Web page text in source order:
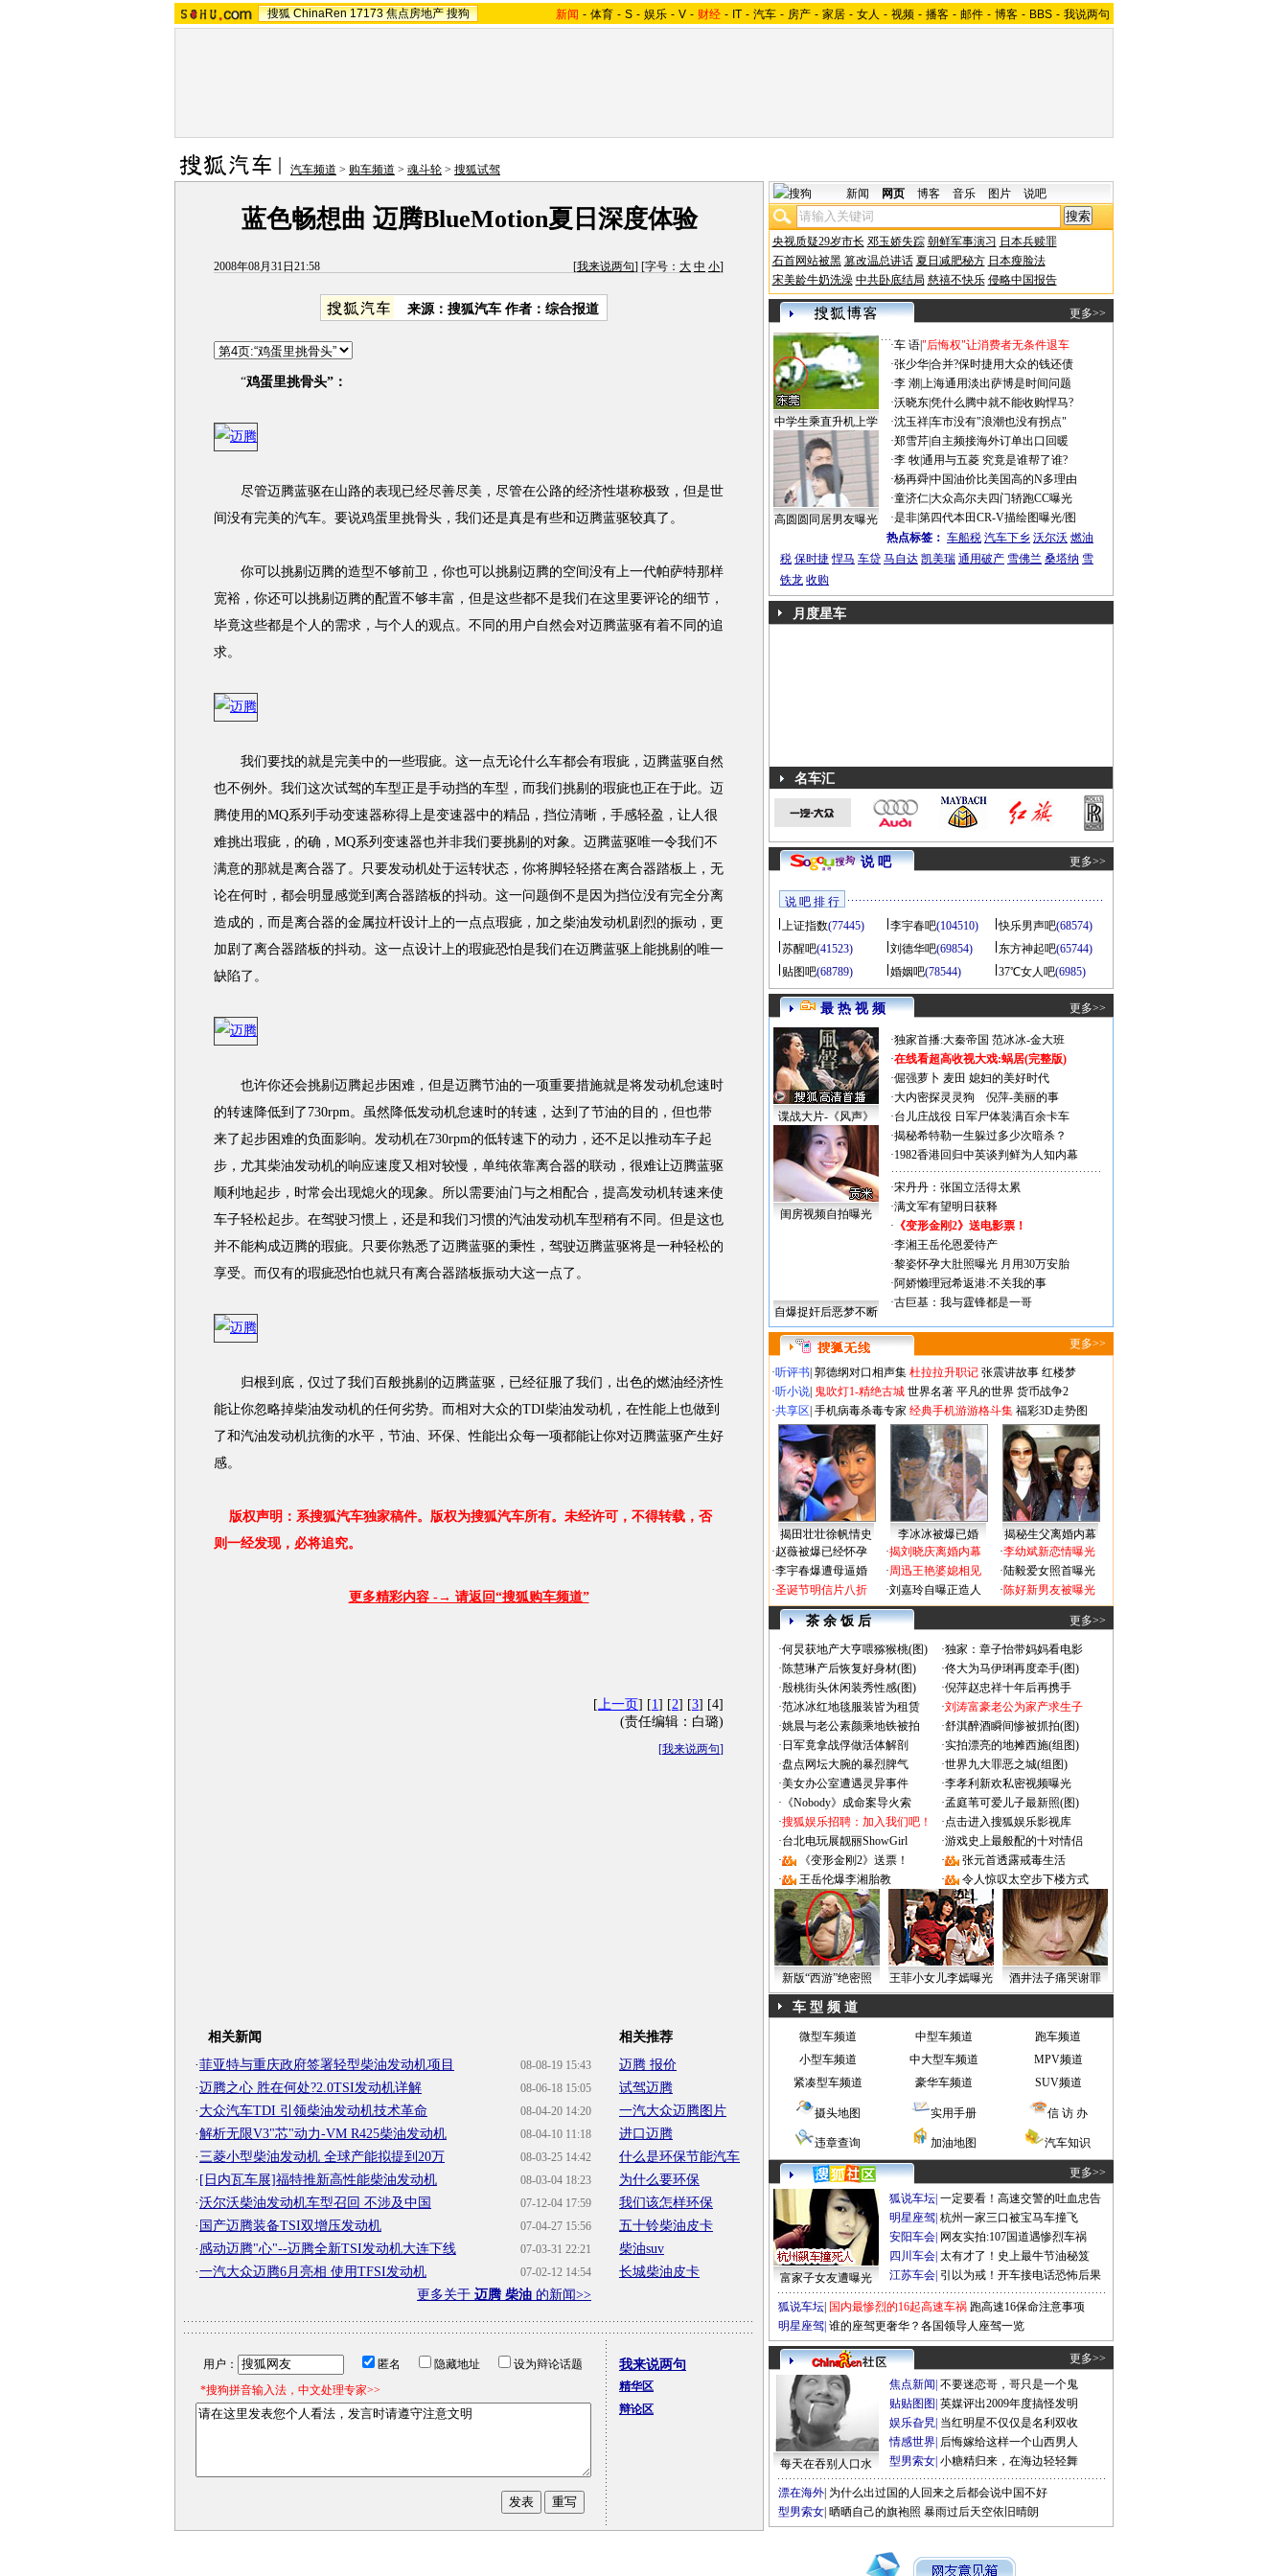
搜狐 ChinaRen 17173 焦点房地产 搜狗 新闻 - 体育 - S - 娱乐 - V - 财经 - IT - 汽车 - 房产 - 家居 - 女人 - 视频 - 播客 - 邮件 - 博客 - BBS - 我说两句
汽车频道 > 购车频道 > 魂斗轮 > 搜狐试驾
蓝色畅想曲 迈腾BlueMotion夏日深度体验
2008年08月31日21:58 [我来说两句] [字号： 大 中 小]
来源：搜狐汽车 作者：综合报道
“鸡蛋里挑骨头”：
尽管迈腾蓝驱在山路的表现已经尽善尽美，尽管在公路的经济性堪称极致，但是世
间没有完美的汽车。要说鸡蛋里挑骨头，我们还是真是有些和迈腾蓝驱较真了。
你可以挑剔迈腾的造型不够前卫，你也可以挑剔迈腾的空间没有上一代帕萨特那样
宽裕，你还可以挑剔迈腾的配置不够丰富，但是这些都不是我们在这里要评论的细节，
毕竟这些都是个人的需求，与个人的观点。不同的用户自然会对迈腾蓝驱有着不同的追
求。
我们要找的就是完美中的一些瑕疵。这一点无论什么车都会有瑕疵，迈腾蓝驱自然
也不例外。我们这次试驾的车型正是手动挡的车型，而我们挑剔的瑕疵也正在于此。迈
腾使用的MQ系列手动变速器称得上是变速器中的精品，挡位清晰，手感轻盈，让人很
难挑出瑕疵，的确，MQ系列变速器也并非我们要挑剔的对象。迈腾蓝驱唯一令我们不
满意的那就是离合器了。只要发动机处于运转状态，你将脚轻轻搭在离合器踏板上，无
论在何时，都会明显感觉到离合器踏板的抖动。这一问题倒不是因为挡位没有完全分离
造成的，而是离合器的金属拉杆设计上的一点点瑕疵，加之柴油发动机剧烈的振动，更
加剧了离合器踏板的抖动。这一点设计上的瑕疵恐怕是我们在迈腾蓝驱上能挑剔的唯一
缺陷了。
也许你还会挑剔迈腾起步困难，但是迈腾节油的一项重要措施就是将发动机怠速时
的转速降低到了730rpm。虽然降低发动机怠速时的转速，达到了节油的目的，但也带
来了起步困难的负面影响。发动机在730rpm的低转速下的动力，还不足以推动车子起
步，尤其柴油发动机的响应速度又相对较慢，单纯依靠离合器的联动，很难让迈腾蓝驱
顺利地起步，时常会出现熄火的现象。所以需要油门与之相配合，提高发动机转速来使
车子轻松起步。在驾驶习惯上，还是和我们习惯的汽油发动机车型稍有不同。但是这也
并不能构成迈腾的瑕疵。只要你熟悉了迈腾蓝驱的秉性，驾驶迈腾蓝驱将是一种轻松的
享受。而仅有的瑕疵恐怕也就只有离合器踏板振动大这一点了。
归根到底，仅过了我们百般挑剔的迈腾蓝驱，已经征服了我们，出色的燃油经济性
能让你忽略掉柴油发动机的任何劣势。而相对大众的TDI柴油发动机，在性能上也做到
了和汽油发动机抗衡的水平，节油、环保、性能出众每一项都能让你对迈腾蓝驱产生好
感。
版权声明：系搜狐汽车独家稿件。版权为搜狐汽车所有。未经许可，不得转载，否
则一经发现，必将追究。
更多精彩内容 -→ 请返回“搜狐购车频道”
[上一页] [1] [2] [3] [4]
(责任编辑：白璐)
[我来说两句]
相关新闻
08-08-19 15:43
·菲亚特与重庆政府签署轻型柴油发动机项目
08-06-18 15:05
·迈腾之心 胜在何处?2.0TSI发动机详解
08-04-20 14:20
· 大众汽车TDI 引领柴油发动机技术革命
08-04-10 11:18
·解析无限V3"芯"动力-VM R425柴油发动机
08-03-25 14:42
·三菱小型柴油发动机 全球产能拟提到20万
08-03-04 18:23
· [日内瓦车展]福特推新高性能柴油发动机
07-12-04 17:59
·沃尔沃柴油发动机车型召回 不涉及中国
07-04-27 15:56
· 国产迈腾装备TSI双增压发动机
07-03-31 22:21
·感动迈腾"心"--迈腾全新TSI发动机大连下线
07-02-12 14:54
·一汽大众迈腾6月亮相 使用TFSI发动机
更多关于 迈腾 柴油 的新闻>>
相关推荐
迈腾 报价
试驾迈腾
一汽大众迈腾图片
进口迈腾
什么是环保节能汽车
为什么要环保
我们该怎样环保
五十铃柴油皮卡
柴油suv
长城柴油皮卡
用户： 匿名 隐藏地址
设为辩论话题
*搜狗拼音输入法，中文处理专家>>
我来说两句
精华区
辩论区
新闻 网页 博客 音乐 图片 说吧
央视质疑29岁市长 邓玉娇失踪 朝鲜军事演习 日本兵赎罪
石首网站被黑 篡改温总讲话 夏日减肥秘方 日本瘦脸法
宋美龄牛奶洗澡 中共卧底结局 慈禧不快乐 侵略中国报告
更多>>
中学生乘直升机上学
高圆圆同居男友曝光
·车 语|"后悔权"让消费者无条件退车
·张少华|合并?保时捷用大众的钱还债
·李 潮 上海通用淡出萨博是时间问题
·沃晓东|凭什么腾中就不能收购悍马?
·沈玉祥|车市没有"浪潮也没有拐点"
·郑雪芹| 自主频接海外订单出口回暖
·李 牧|通用与五菱 究竟是谁帮了谁?
·杨再舜|中国油价比美国高的N多理由
·童济仁|大众高尔夫四门轿跑CC曝光
·是非|第四代本田CR-V描绘图曝光/图
热点标签： 车船税 汽车下乡 沃尔沃 燃油
税 保时捷 悍马 车贷 马自达 凯美瑞 通用破产 雪佛兰 桑塔纳 雪
铁龙 收购
月度星车
名车汇
说 吧 更多>>
说 吧 排 行
上证指数(77445) 李宇春吧(104510) 快乐男声吧(68574)
苏醒吧(41523) 刘德华吧(69854) 东方神起吧(65744)
贴图吧(68789) 婚姻吧(78544) 37℃女人吧(6985)
最 热 视 频 更多>>
谍战大片-《风声》
闺房视频自拍曝光
自爆捉奸后恶梦不断
·独家首播:大秦帝国 范冰冰-金大班
·在线看超高收视大戏:蜗居(完整版)
·倔强萝卜 麦田 媳妇的美好时代
·大内密探灵灵狗
倪萍-美丽的事
·台儿庄战役 日军尸体装满百余卡车
·揭秘希特勒一生躲过多少次暗杀？
·1982香港回归中英谈判鲜为人知内幕
·宋丹丹：张国立活得太累
·满文军有望明日获释
· 《变形金刚2》送电影票！
·李湘王岳伦恩爱待产
·黎姿怀孕大肚照曝光 月用30万安胎
·阿娇懒理冠希返港:不关我的事
·古巨基：我与霆锋都是一哥
更多>>
·听评书 郭德纲对口相声集 杜拉拉升职记 张震讲故事 红楼梦
·听小说 鬼吹灯1-精绝古城 世界名著 平凡的世界 货币战争2
·共享区 手机病毒杀毒专家 经典手机游游格斗集 福彩3D走势图
揭田壮壮徐帆情史 李冰冰被爆已婚
揭秘生父离婚内幕
·赵薇被爆已经怀孕
·李宇春爆遭母逼婚
·圣诞节明信片八折
·揭刘晓庆离婚内幕
·周迅王艳婆媳相见
·刘嘉玲自曝正造人
·李幼斌新恋情曝光
·陆毅爱女照首曝光
·陈好新男友被曝光
茶 余 饭 后 更多>>
·何炅获地产大亨喂猕猴桃(图) ·独家：章子怡带妈妈看电影
·陈慧琳产后恢复好身材(图) ·佟大为马伊琍再度牵手(图)
·殷桃街头休闲装秀性感(图) ·倪萍赵忠祥十年后再携手
·范冰冰红地毯服装皆为租赁 ·刘涛富豪老公为家产求生子
·姚晨与老公素颜乘地铁被拍 ·舒淇醉酒瞬间惨被抓拍(图)
· 日军竟拿战俘做活体解剖 ·实拍漂亮的地摊西施(组图)
·盘点网坛大腕的暴烈脾气 ·世界九大罪恶之城(组图)
·美女办公室遭遇灵异事件 ·李孝利新欢私密视频曝光
· 《Nobody》成命案导火索 ·孟庭苇可爱儿子最新照(图)
·搜狐娱乐招聘：加入我们吧！ ·点击进入搜狐娱乐影视库
·台北电玩展靓丽ShowGirl ·游戏史上最般配的十对情侣
·
《变形金刚2》送票！ ·
张元首透露戒毒生活
·
王岳伦爆李湘胎教 · 令人惊叹太空步下楼方式
新版“西游”绝密照 王菲小女儿李嫣曝光 酒井法子痛哭谢罪
车 型 频 道
微型车频道 中型车频道
跑车频道
小型车频道
中大型车频道
MPV频道
紧凑型车频道
豪华车频道 SUV频道
摄头地图 实用手册 信 访 办
违章查询 加油地图 汽车知识
更多>>
富家子女友遭曝光
狐说车坛 一定要看！高速交警的吐血忠告
明星座驾 杭州一家三口被宝马车撞飞
安阳车会 网友实拍:107国道遇惨烈车祸
四川车会 太有才了！史上最牛节油秘笈
江苏车会 引以为戒！开车接电话恐怖后果
狐说车坛 国内最惨烈的16起高速车祸 跑高速16保命注意事项
明星座驾 谁的座驾更奢华？各国领导人座驾一览
更多>>
每天在吞别人口水
焦点新闻 不要迷恋哥，哥只是一个鬼
贴贴图图 英媒评出2009年度搞怪发明
娱乐旮旯 当红明星不仅仅是名利双收
情感世界 后悔嫁给这样一个山西男人
型男索女 小糖精归来，在海边轻轻舞
漂在海外 为什么出过国的人回来之后都会说中国不好
型男索女 晒晒自己的旗袍照 暴雨过后天空依旧晴朗